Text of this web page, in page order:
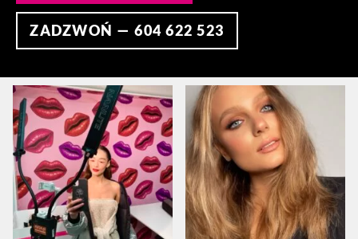
ZADZWOŃ — 604 622 523